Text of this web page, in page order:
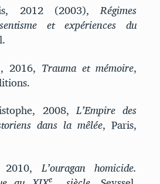
2012 (2003),Régimes
et expériences du
2016, Trauma et mémoire,
2008,L’Empire des
dans la mêlée, Paris,
2010,L’ouragan homicide.
e